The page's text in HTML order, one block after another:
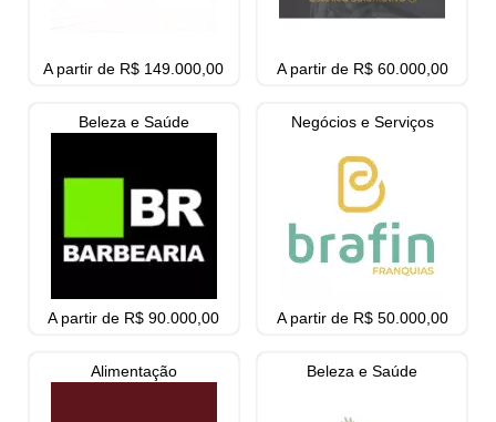
A partir de R$ 149.000,00 A partir de R$ 60.000,00
Beleza e Saúde
A partir de R$ 90.000,00
Negócios e Serviços
A partir de R$ 50.000,00
Alimentação Beleza e Saúde